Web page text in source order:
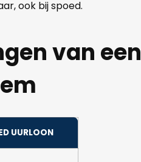
ook bij spoed.
van een
UURLOON